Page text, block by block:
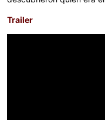
Trailer